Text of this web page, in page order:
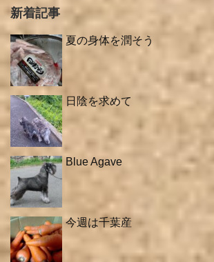
新着記事
夏の身体を潤そう
日陰を求めて
Blue Agave
今週は千葉産